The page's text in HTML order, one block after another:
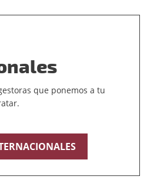
que ponemos a tu